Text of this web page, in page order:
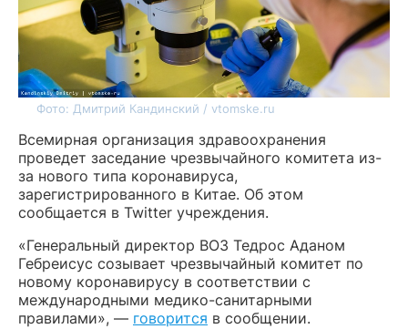
Фото: Дмитрий Кандинский / vtomske.ru
Всемирная организация здравоохранения
проведет заседание чрезвычайного комитета из-
за нового типа коронавируса,
зарегистрированного в Китае. Об этом
сообщается в Twitter учреждения.
«Генеральный директор ВОЗ Тедрос Аданом
Гебреисус созывает чрезвычайный комитет по
новому коронавирусу в соответствии с
международными медико-санитарными
правилами», — говорится в сообщении.